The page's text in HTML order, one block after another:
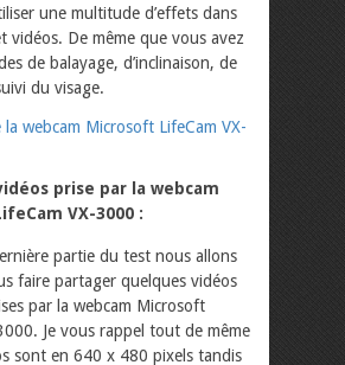
une multitude d’effets dans
vidéos. De même que vous avez
de balayage, d’inclinaison, de
du visage.
prise par la webcam
VX-3000 :
partie du test nous allons
faire partager quelques vidéos
par la webcam Microsoft
Je vous rappel tout de même
sont en 640 x 480 pixels tandis